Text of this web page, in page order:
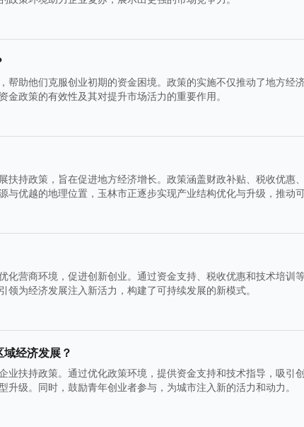
助他们克服创业初期的资金困境。政策的实施不仅推动了地方经
政策的有效性及其对提升市场活力的重要作用。
持政策，旨在促进地方经济增长。政策涵盖财政补贴、税收优惠
优越的地理位置，玉林市正逐步实现产业结构优化与升级，推动
营商环境，促进创新创业。通过资金支持、税收优惠和技术培训
为经济发展注入新活力，构建了可持续发展的新模式。
经济发展？
扶持政策。通过优化政策环境，提供资金支持和技术指导，吸引
级。同时，鼓励青年创业者参与，为城市注入新的活力和动力。